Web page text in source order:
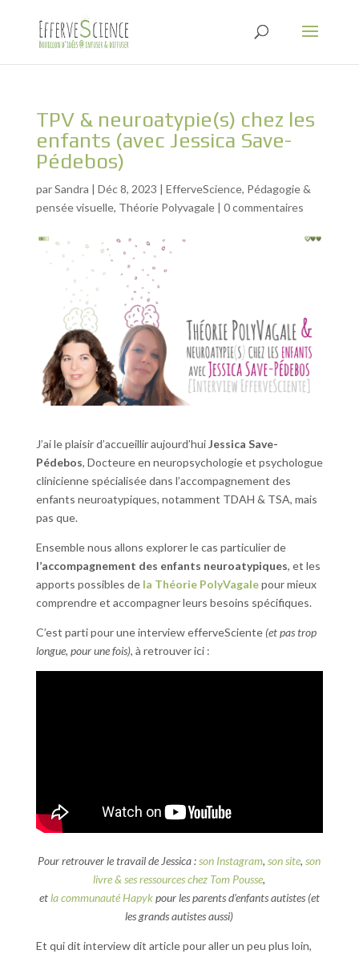
TPV & neuroatypie(s) chez les
enfants (avec Jessica Save-
Pédebos)
parSandra | Déc 8, 2023 | EfferveScience, Pédagogie &
pensée visuelle, Théorie Polyvagale| 0 commentaires
J’ai le plaisir d’accueillir aujourd’huiJessica Save-
Pédebos, Docteure en neuropsychologie et psychologue
clinicienne spécialisée dans l’accompagnement des
enfants neuroatypiques, notamment TDAH & TSA, mais
pas que.
Ensemble nous allons explorer le cas particulier de
l’accompagnement des enfants neuroatypiques, et les
apports possibles de la Théorie PolyVagalepour mieux
comprendre et accompagner leurs besoins spécifiques.
C’est parti pour une interview efferveSciente(et pas trop
longue, pour une fois), à retrouver ici :
Pour retrouver le travail de Jessica :son Instagram,son site,son
livre & ses ressources chez Tom Pousse,
etla communauté Hapykpour les parents d’enfants autistes (et
les grands autistes aussi)
Et qui dit interview dit article pour aller un peu plus loin,